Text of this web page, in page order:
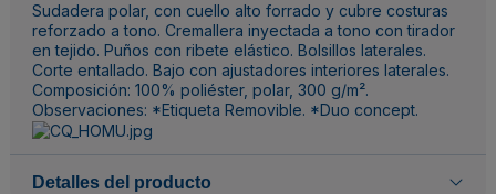
Sudadera polar, con cuello alto forrado y cubre costuras
reforzado a tono. Cremallera inyectada a tono con tirador
en tejido. Puños con ribete elástico. Bolsillos laterales.
Corte entallado. Bajo con ajustadores interiores laterales.
Composición: 100% poliéster, polar, 300 g/m².
Observaciones: *Etiqueta Removible. *Duo concept.
Detalles del producto